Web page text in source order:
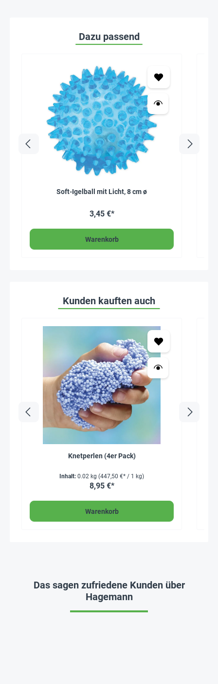
Dazu passend
Soft-Igelball mit Licht, 8 cm ø
3,45 €*
Warenkorb
Kunden kauften auch
Knetperlen (4er Pack)
Inhalt: 0.02 kg (447,50 €* / 1 kg)
8,95 €*
Warenkorb
Das sagen zufriedene Kunden über
Hagemann